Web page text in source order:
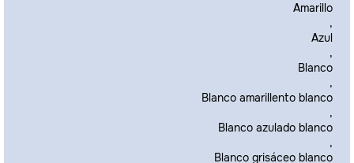
Amarillo
,
Azul
,
Blanco
,
Blanco amarillento blanco
,
Blanco azulado blanco
,
Blanco grisáceo blanco